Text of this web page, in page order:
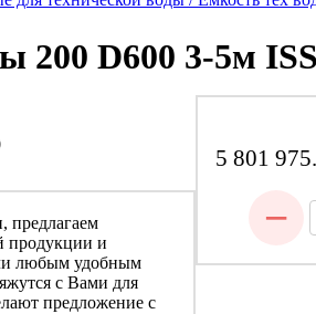
200 D600 3-5м ISS
предлагаем
продукции и
любым удобным
с Вами для
предложение с
5 801
−